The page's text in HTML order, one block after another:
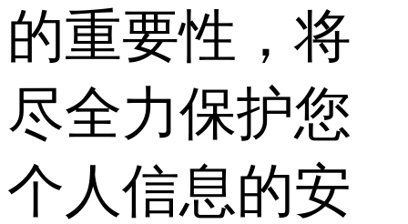
的重要性，将
尽全力保护您
个人信息的安